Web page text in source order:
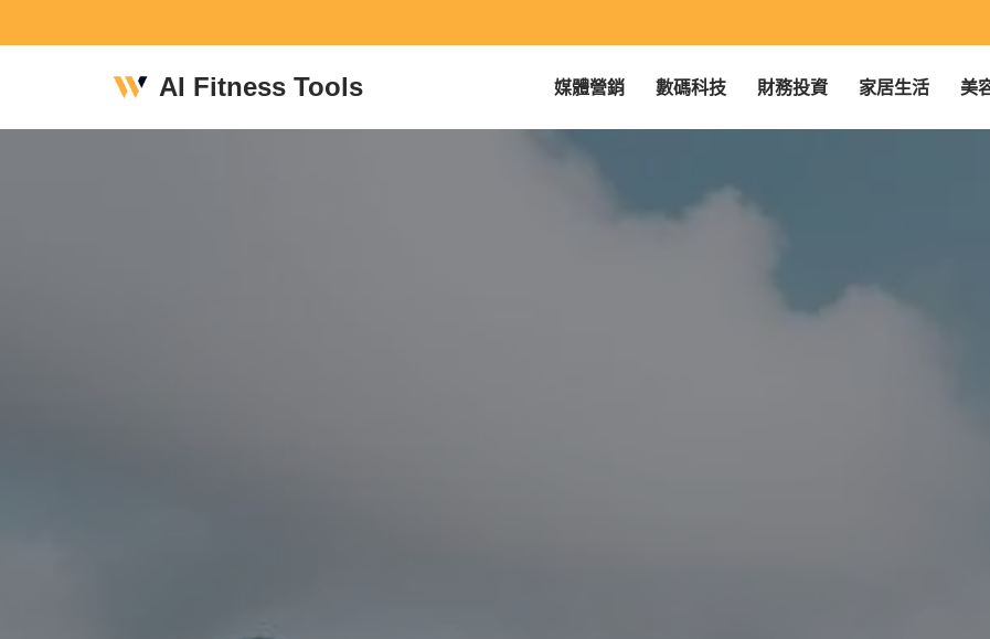
AI Fitness Tools 媒體營銷 數碼科技 財務投資 家居生活 美